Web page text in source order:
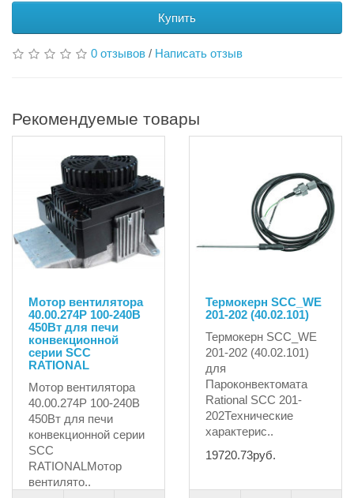
Купить
0 отзывов / Написать отзыв
Рекомендуемые товары
Мотор вентилятора
40.00.274P 100-240В
450Вт для печи
конвекционной
серии SCC
RATIONAL
Мотор вентилятора
40.00.274P 100-240В
450Вт для печи
конвекционной серии
SCC
RATIONALМотор
вентилято..
Термокерн SCC_WE
201-202 (40.02.101)
Термокерн SCC_WE
201-202 (40.02.101)
для
Пароконвектомата
Rational SCC 201-
202Технические
характерис..
19720.73руб.